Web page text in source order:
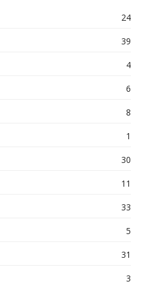
24
39
4
6
8
1
30
11
33
5
31
3